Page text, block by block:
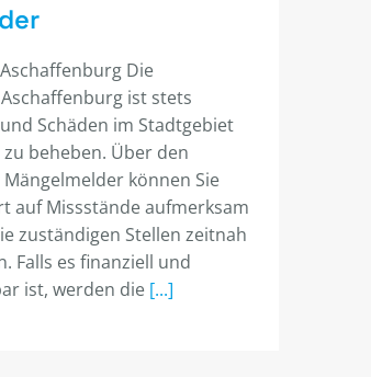
Die
ist stets
Schäden im Stadtgebiet
beheben. Über den
können Sie
auf Missstände aufmerksam
zuständigen Stellen zeitnah
Falls es finanziell und
ist, werden die [...]